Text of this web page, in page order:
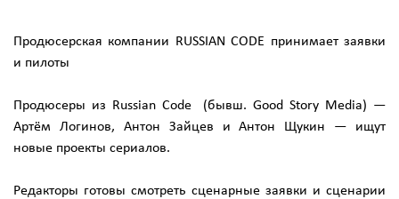
Продюсерская компании RUSSIAN CODE принимает заявки
и пилоты
Продюсеры из Russian Code (бывш. Good Story Media) —
Артём Логинов, Антон Зайцев и Антон Щукин — ищут
новые проекты сериалов.
Редакторы готовы смотреть сценарные заявки и сценарии